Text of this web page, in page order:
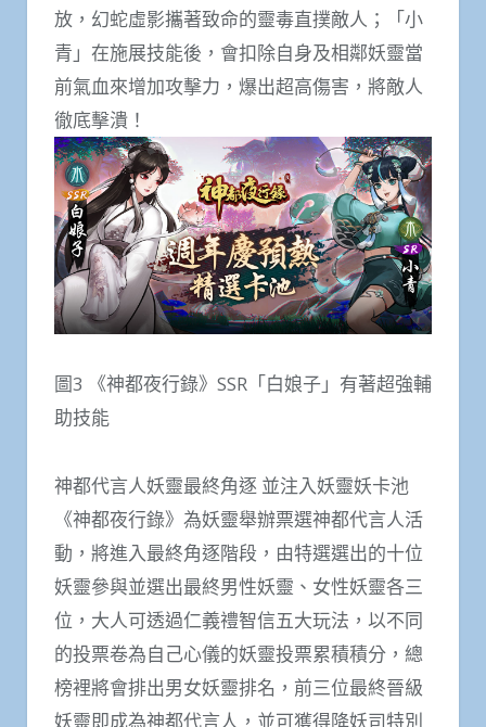
放，幻蛇虛影攜著致命的靈毒直撲敵人；「小
青」在施展技能後，會扣除自身及相鄰妖靈當
前氣血來增加攻擊力，爆出超高傷害，將敵人
徹底擊潰！
圖3 《神都夜行錄》SSR「白娘子」有著超強輔
助技能
神都代言人妖靈最終角逐 並注入妖靈妖卡池
《神都夜行錄》為妖靈舉辦票選神都代言人活
動，將進入最終角逐階段，由特選選出的十位
妖靈參與並選出最終男性妖靈、女性妖靈各三
位，大人可透過仁義禮智信五大玩法，以不同
的投票卷為自己心儀的妖靈投票累積積分，總
榜裡將會排出男女妖靈排名，前三位最終晉級
妖靈即成為神都代言人，並可獲得降妖司特別